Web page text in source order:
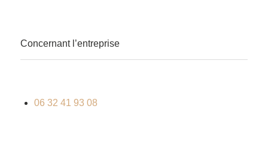
Concernant l’entreprise
06 32 41 93 08